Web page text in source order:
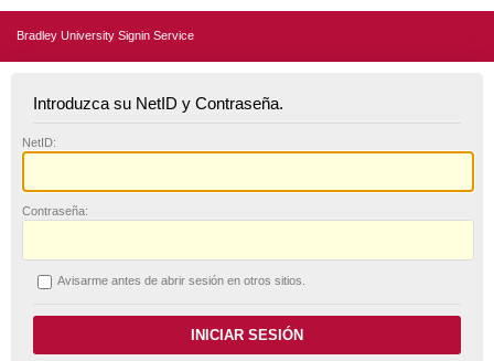
Bradley University Signin Service
Introduzca su NetID y Contraseña.
NetID:
Contraseña:
Avisarme antes de abrir sesión en otros sitios.